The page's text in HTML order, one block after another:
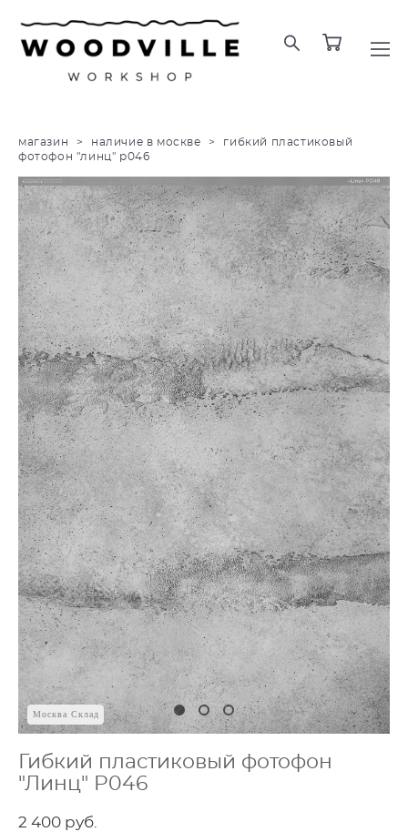
магазин > наличие в москве >
гибкий пластиковый
фотофон "линц" p046
Москва Склад
Гибкий пластиковый фотофон
"Линц" P046
2 400 pуб.